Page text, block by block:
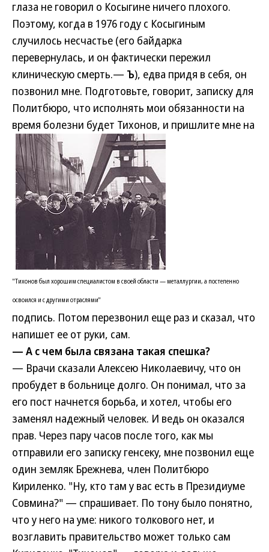
глаза не говорил о Косыгине ничего плохого.
Поэтому, когда в 1976 году с Косыгиным
случилось несчастье (его байдарка
перевернулась, и он фактически пережил
клиническую смерть.— Ъ), едва придя в себя, он
позвонил мне. Подготовьте, говорит, записку для
Политбюро, что исполнять мои обязанности на
время болезни будет
"Тихонов был хорошим специалистом в своей области — металлургии, а постепенно
освоился и с другими отраслями"
Тихонов, и пришлите мне на
подпись. Потом перезвонил еще раз и сказал, что
напишет ее от руки, сам.
— А с чем была связана такая спешка?
— Врачи сказали Алексею Николаевичу, что он
пробудет в больнице долго. Он понимал, что за
его пост начнется борьба, и хотел, чтобы его
заменял надежный человек. И ведь он оказался
прав. Через пару часов после того, как мы
отправили его записку генсеку, мне позвонил еще
один земляк Брежнева, член Политбюро
Кириленко. "Ну, кто там у вас есть в Президиуме
Совмина?" — спрашивает. По тону было понятно,
что у него на уме: никого толкового нет, и
возглавить правительство может только сам